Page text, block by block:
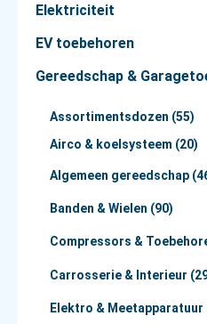
Elektriciteit
EV toebehoren
Gereedschap &
Assortimentsdozen (55)
Airco & koelsysteem (20)
Algemeen gereedschap
Banden & Wielen (90)
Compressors &
Carrosserie & Interieur
Elektro & Meetapparatuur